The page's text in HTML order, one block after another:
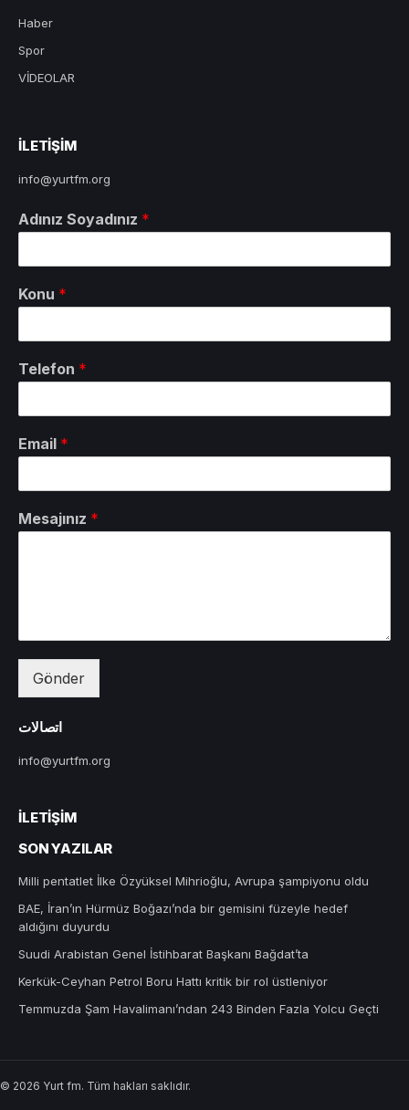
Haber
Spor
VİDEOLAR
ILETIŞIM
info@yurtfm.org
Adınız Soyadınız *
Konu *
Telefon *
Email *
Mesajınız *
Gönder
اتصالات
info@yurtfm.org
İLETIŞIM
SON YAZILAR
Milli pentatlet İlke Özyüksel Mihrioğlu, Avrupa şampiyonu oldu
BAE, İran’ın Hürmüz Boğazı’nda bir gemisini füzeyle hedef
aldığını duyurdu
Suudi Arabistan Genel İstihbarat Başkanı Bağdat’ta
Kerkük-Ceyhan Petrol Boru Hattı kritik bir rol üstleniyor
Temmuzda Şam Havalimanı’ndan 243 Binden Fazla Yolcu Geçti
© 2026 Yurt fm. Tüm hakları saklıdır.